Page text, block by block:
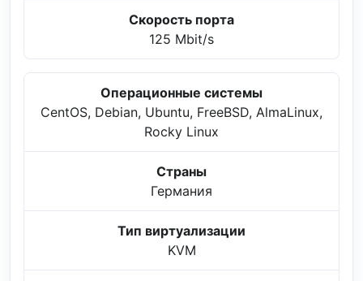
Скорость порта
125 Mbit/s
Операционные системы
CentOS, Debian, Ubuntu, FreeBSD, AlmaLinux,
Rocky Linux
Страны
Германия
Тип виртуализации
KVM